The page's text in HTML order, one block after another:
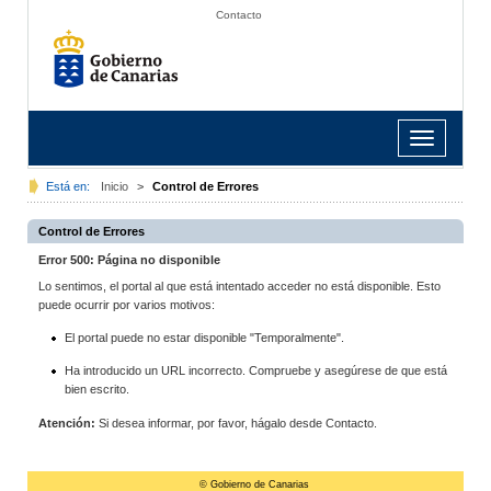
Contacto
Toggle
navigation
Está en: Inicio > Control de Errores
Control de Errores
Error 500: Página no disponible
Lo sentimos, el portal al que está intentado acceder no está disponible. Esto
puede ocurrir por varios motivos:
El portal puede no estar disponible "Temporalmente".
Ha introducido un URL incorrecto. Compruebe y asegúrese de que está
bien escrito.
Atención: Si desea informar, por favor, hágalo desde Contacto.
© Gobierno de Canarias